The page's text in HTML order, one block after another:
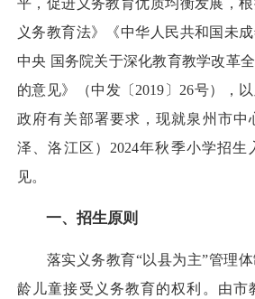
义务教育法》《中华人民共和国未
中央 国务院关于深化教育教学改革
的意见》（中发〔2019〕26号），
政府有关部署要求，现就泉州市中
泽、洛江区）2024年秋季小学招生
见。
一、招生原则
落实义务教育“以县为主”管理体
龄儿童接受义务教育的权利。由市